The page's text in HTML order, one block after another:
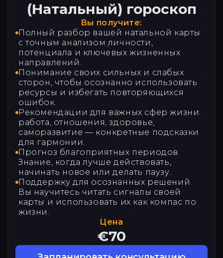
(Натальный) гороскоп
Вы получите:
Полный разбор вашей натальной карты
с точным анализом личности,
потенциала и ключевых жизненных
направлений.
Понимание своих сильных и слабых
сторон, чтобы осознанно использовать
ресурсы и избегать повторяющихся
ошибок.
Рекомендации для важных сфер жизни:
работа, отношения, здоровье,
саморазвитие — конкретные подсказки
для гармонии.
Прогноз благоприятных периодов.
Знание, когда лучше действовать,
начинать новое или делать паузу.
Поддержку для осознанных решений.
Вы научитесь читать сигналы своей
карты и использовать их как компас по
жизни.
Цена
€70